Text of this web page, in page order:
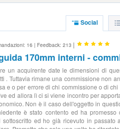
Social
16 | Feedback: 213 |
170mm interni -
un acquirente date le dimensioni di
. Tuttavia rimane una commissione non
e o per errore di chi commissione o di
ed allora lì ci si viene incontro per
Non è il caso dell'oggetto in
è stato contento ed ha promesso
ed ho già ricevuto in passato